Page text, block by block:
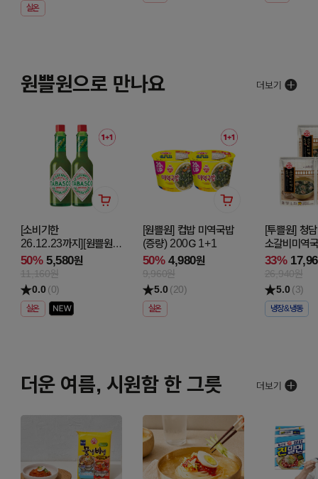
실온
원쁠원으로 만나요
[소비기한
26.12.23까지][원쁠원]
타바스코 할라피뇨
핫소스 60ML 1+1
50% 5,580원
11,160원
0.0 (0)
실온
[원쁠원] 컵밥 미역국밥
(증량) 200G 1+1
50% 4,980원
9,960원
5.0 (20)
실온
[투쁠원] 청
소갈비미역
2+1
33%
26,940원
5.0 (3)
냉장&냉동
더운 여름, 시원함 한 그릇